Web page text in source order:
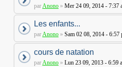
parAnono » Mer 24 09, 2014 - 7:37
Les enfants...
parAnono » Sam 02 08, 2014 - 6:57
cours de natation
parAnono » Lun 23 09, 2013 - 6:59